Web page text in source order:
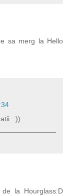
sa merg la Hello
:))
la Hourglass:D